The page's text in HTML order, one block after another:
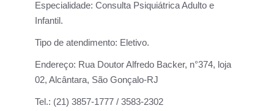
Especialidade: Consulta Psiquiátrica Adulto e
Infantil.
Tipo de atendimento: Eletivo.
Endereço: Rua Doutor Alfredo Backer, n°374, loja
02, Alcântara, São Gonçalo-RJ
Tel.: (21) 3857-1777 / 3583-2302